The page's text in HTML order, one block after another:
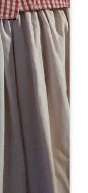
de christelijke
later wordt
barbaren. Pas
de
zich naast de
maakte de
de 17e eeuw
met name
verschillende
van Lussac.
per jaar